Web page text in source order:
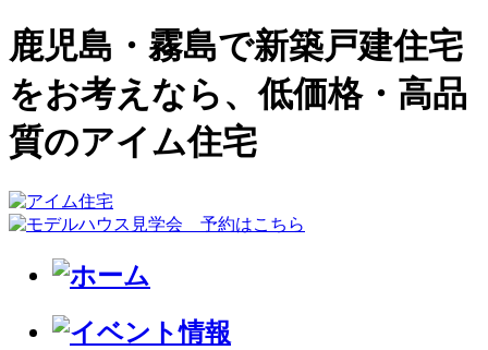
鹿児島・霧島で新築戸建住宅
をお考えなら、低価格・高品
質のアイム住宅